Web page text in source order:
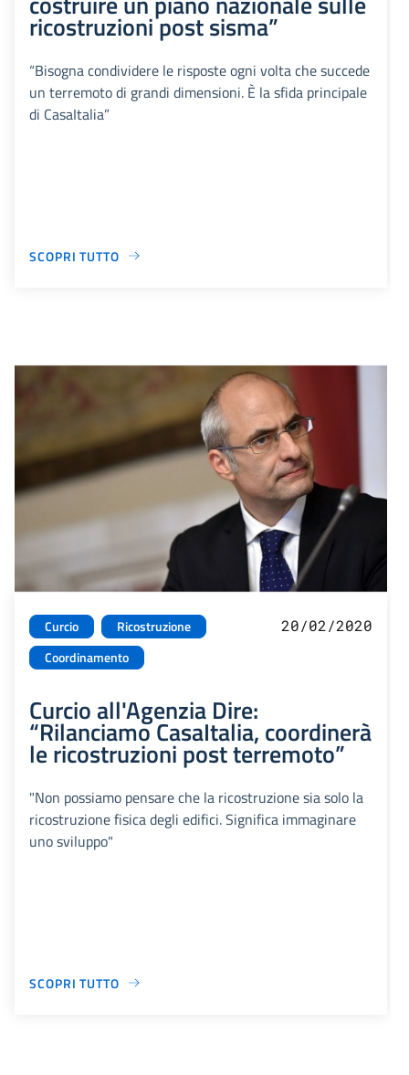
ricostruzioni post sisma”
“Bisogna condividere le risposte ogni volta che succede
un terremoto di grandi dimensioni. È la sfida principale
di CasaItalia”
SCOPRI TUTTO
Curcio
Ricostruzione
Coordinamento
20/02/2020
Curcio all'Agenzia Dire:
“Rilanciamo CasaItalia, coordinerà
le ricostruzioni post terremoto”
"Non possiamo pensare che la ricostruzione sia solo la
ricostruzione fisica degli edifici. Significa immaginare
uno sviluppo"
SCOPRI TUTTO